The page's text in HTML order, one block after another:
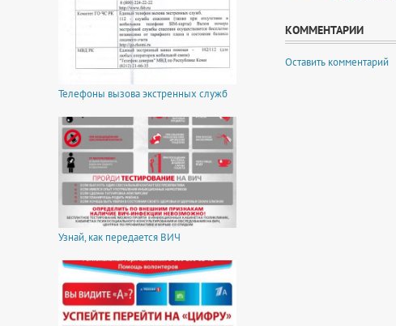
Телефоны вызова экстренных служб
Узнай, как передается ВИЧ
КОММЕНТАРИИ
Оставить комментарий